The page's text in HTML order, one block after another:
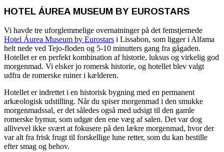
HOTEL ÁUREA MUSEUM BY EUROSTARS
Vi havde tre uforglemmelige overnatninger på det femstjernede
Hotel Áurea Museum by Eurostars i Lissabon, som ligger i Alfama
helt nede ved Tejo-floden og 5-10 minutters gang fra gågaden.
Hotellet er en perfekt kombination af historie, luksus og virkelig god
morgenmad. Vi elsker jo romersk historie, og hotellet blev valgt
udfra de romerske ruiner i kælderen.
Hotellet er indrettet i en historisk bygning med en permanent
arkæologisk udstilling. Når du spiser morgenmad i den smukke
morgenmadssal, er det således også med udsigt til den gamle
romerske bymur, som udgør den ene væg af salen. Det var dog
allivevel ikke svært at fokusere på den lækre morgenmad, hvor der
var alt fra frisk frugt til forskellige lune retter, som du kan bestille
efter smag og behov.